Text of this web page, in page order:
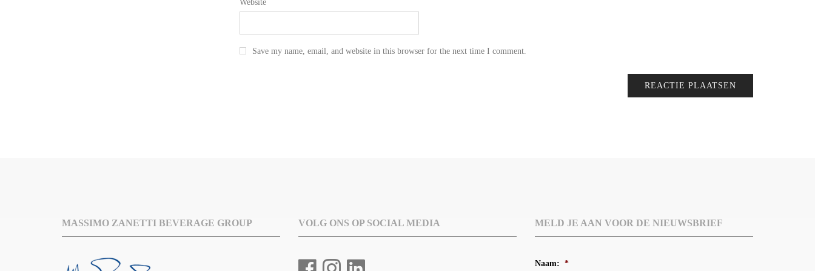
Website
Save my name, email, and website in this browser for the next time I comment.
MASSIMO ZANETTI BEVERAGE GROUP VOLG ONS OP SOCIAL MEDIA MELD JE AAN VOOR DE NIEUWSBRIEF
Naam: *